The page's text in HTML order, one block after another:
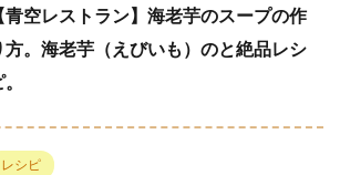
【青空レストラン】海老芋のスープの作
方。海老芋（えびいも）のと絶品レシ
レシピ